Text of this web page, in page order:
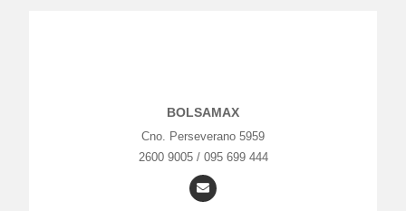
BOLSAMAX
Cno. Perseverano 5959
2600 9005 / 095 699 444